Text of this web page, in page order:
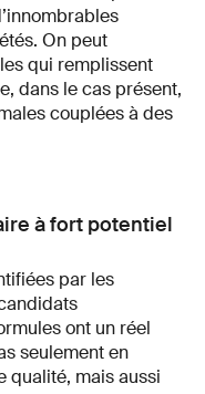
On peut
qui remplissent
dans le cas présent,
couplées à des
à fort potentiel
par les
ont un réel
seulement en
qualité, mais aussi